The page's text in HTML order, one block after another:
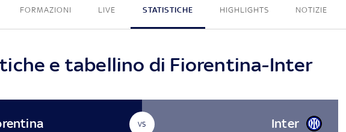
FORMAZIONI LIVE STATISTICHE HIGHLIGHTS NOTIZIE
e tabellino di Fiorentina-Inter
VS Inter